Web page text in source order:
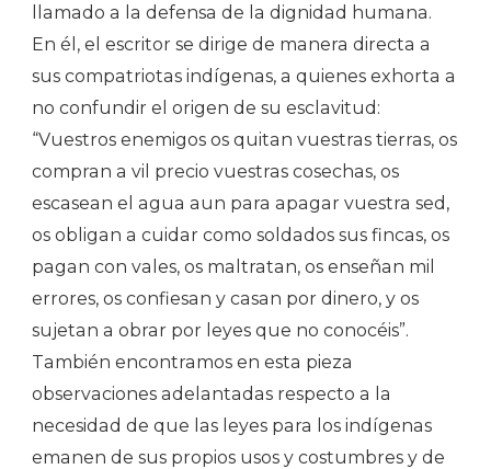
llamado a la defensa de la dignidad humana.
En él, el escritor se dirige de manera directa a
sus compatriotas indígenas, a quienes exhorta a
no confundir el origen de su esclavitud:
“Vuestros enemigos os quitan vuestras tierras, os
compran a vil precio vuestras cosechas, os
escasean el agua aun para apagar vuestra sed,
os obligan a cuidar como soldados sus fincas, os
pagan con vales, os maltratan, os enseñan mil
errores, os confiesan y casan por dinero, y os
sujetan a obrar por leyes que no conocéis”.
También encontramos en esta pieza
observaciones adelantadas respecto a la
necesidad de que las leyes para los indígenas
emanen de sus propios usos y costumbres y de